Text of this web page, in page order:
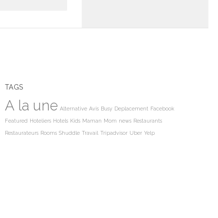
TAGS
A la une Alternative Avis Busy Deplacement Facebook
Featured Hoteliers Hotels Kids Maman Mom news Restaurants
Restaurateurs Rooms Shuddle Travail Tripadvisor Uber Yelp